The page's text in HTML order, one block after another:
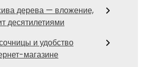
дерева — вложение,
десятилетиями
и удобство
магазине